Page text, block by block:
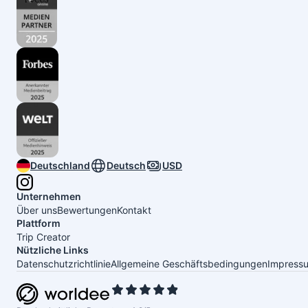
Deutschland Deutsch USD
Unternehmen
Über unsBewertungenKontakt
Plattform
Trip Creator
Nützliche Links
DatenschutzrichtlinieAllgemeine Geschäftsbedingungen